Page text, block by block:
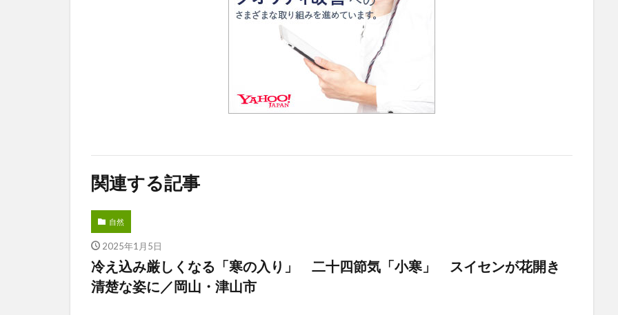
関連する記事
自然
2025年1月5日
冷え込み厳しくなる「寒の入り」 二十四節気「小寒」 スイセンが花開き
清楚な姿に／岡山・津山市